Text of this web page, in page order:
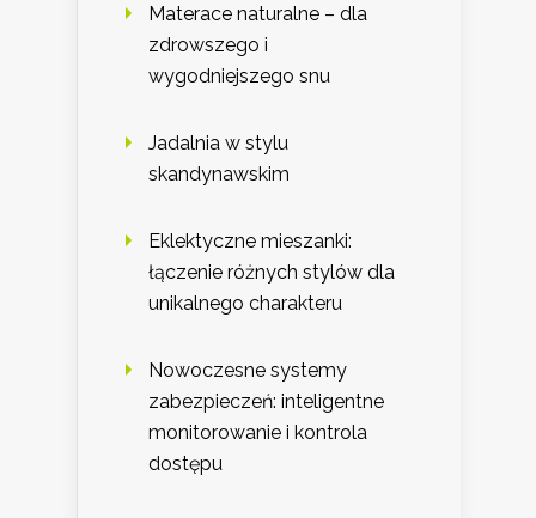
Materace naturalne – dla
zdrowszego i
wygodniejszego snu
Jadalnia w stylu
skandynawskim
Eklektyczne mieszanki:
łączenie różnych stylów dla
unikalnego charakteru
Nowoczesne systemy
zabezpieczeń: inteligentne
monitorowanie i kontrola
dostępu